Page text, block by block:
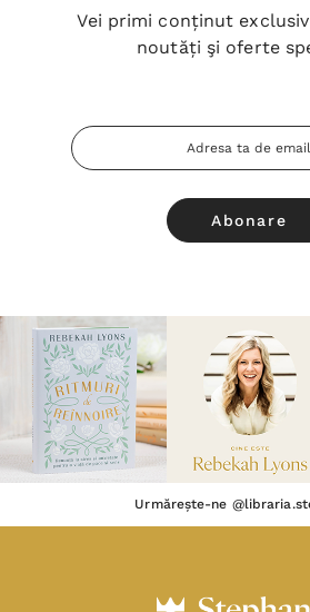
Vei primi conținut
noutăți şi oferte
Adresa
Email
Urmărește-ne